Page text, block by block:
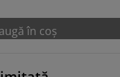
în coș